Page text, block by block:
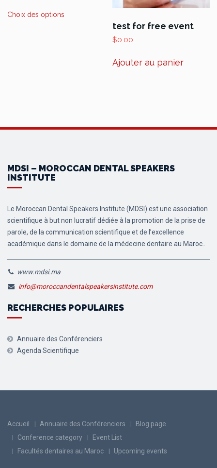
Choix des options
la
produit
test for free event
$0.00
Ajouter au panier
MDSI – MOROCCAN DENTAL SPEAKERS
INSTITUTE
Le Moroccan Dental Speakers Institute (MDSI) est une association
scientifique à but non lucratif dédiée à la promotion de la prise de
parole, de la communication scientifique et de l’excellence
académique dans le domaine de la médecine dentaire au Maroc..
www.mdsi.ma
info@moroccandentalspeakersinstitute.com
RECHERCHES POPULAIRES
Annuaire des Conférenciers
Agenda Scientifique
Accueil Annuaire des Conférenciers
Blog page
Conference category
Event List
Facultés dentaires au Maroc
Upcoming events